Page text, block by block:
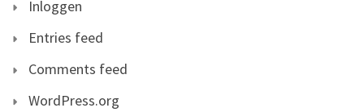
Inloggen
Entries feed
Comments feed
WordPress.org